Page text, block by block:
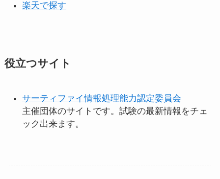
楽天で探す
役立つサイト
サーティファイ情報処理能力認定委員会
主催団体のサイトです。試験の最新情報をチェ
ック出来ます。